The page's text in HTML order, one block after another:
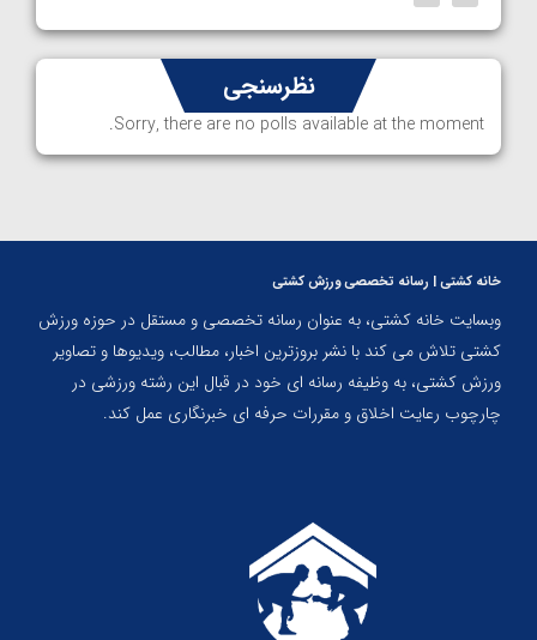
نظرسنجی
Sorry, there are no polls available at the moment.
خانه کشتی | رسانه تخصصی ورزش کشتی
وبسایت خانه کشتی، به عنوان رسانه تخصصی و مستقل در حوزه ورزش
کشتی تلاش می کند با نشر بروزترین اخبار، مطالب، ویدیوها و تصاویر
ورزش کشتی، به وظیفه رسانه ای خود در قبال این رشته ورزشی در
چارچوب رعایت اخلاق و مقررات حرفه ای خبرنگاری عمل کند.